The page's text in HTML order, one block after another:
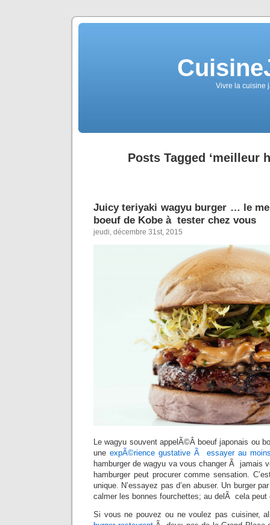
Vivre la cuisine
Posts Tagged ‘meilleur
Juicy teriyaki wagyu burger … le
boeuf de Kobe à tester chez vous
jeudi, décembre 31st, 2015
Le wagyu souvent appelÃ©Â boeuf japonais ou
une expÃ©rience gustative Ã essayer au
hamburger de wagyu va vous changer Ã jamais
hamburger peut procurer comme sensation.
unique. N’essayez pas d’en abuser. Un burger
calmer les bonnes fourchettes; au delÃ cela
Si vous ne pouvez ou ne voulez pas cuisiner,